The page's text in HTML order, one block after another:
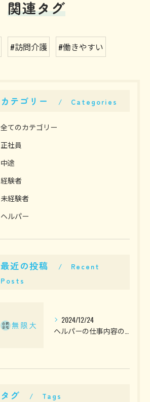
関連タグ
#訪問介護 #働きやすい
カテゴリー Categories
全てのカテゴリー
正社員
中途
経験者
未経験者
ヘルパー
最近の投稿
Recent
Posts
2024/12/24
タグ Tags